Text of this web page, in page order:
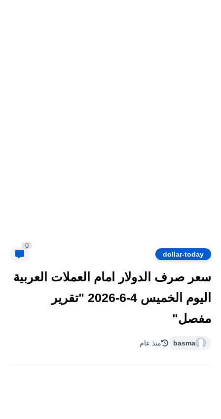
dollar-today
0
سعر صرف الدولار امام العملات العربية
اليوم الخميس 4-6-2026 "تقرير
مفصل"
basma منذ عام